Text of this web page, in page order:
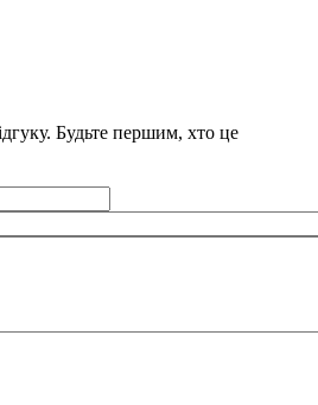
Будьте першим, хто це